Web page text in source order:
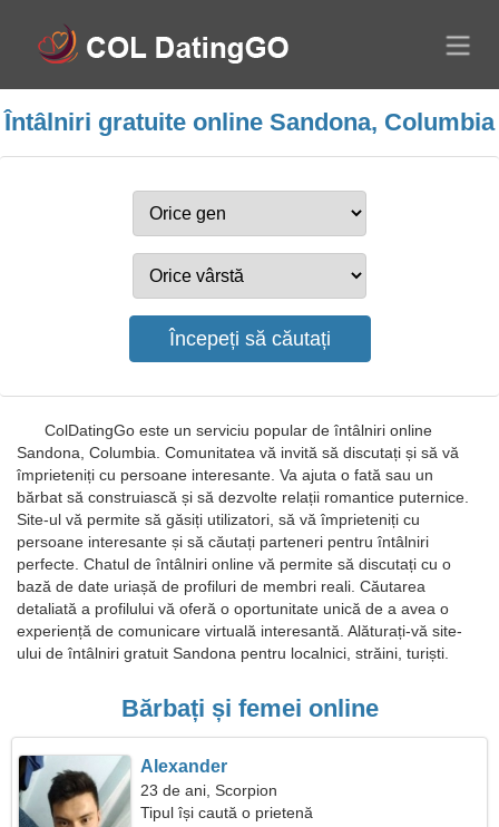
Întâlniri gratuite online Sandona, Columbia
ColDatingGo este un serviciu popular de întâlniri online
Sandona, Columbia. Comunitatea vă invită să discutați și să vă
împrieteniți cu persoane interesante. Va ajuta o fată sau un
bărbat să construiască și să dezvolte relații romantice puternice.
Site-ul vă permite să găsiți utilizatori, să vă împrieteniți cu
persoane interesante și să căutați parteneri pentru întâlniri
perfecte. Chatul de întâlniri online vă permite să discutați cu o
bază de date uriașă de profiluri de membri reali. Căutarea
detaliată a profilului vă oferă o oportunitate unică de a avea o
experiență de comunicare virtuală interesantă. Alăturați-vă site-
ului de întâlniri gratuit Sandona pentru localnici, străini, turiști.
Bărbați și femei online
Alexander
23 de ani, Scorpion
Tipul își caută o prietenă